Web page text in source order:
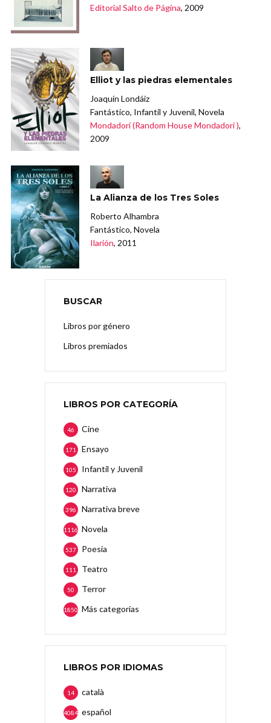
Editorial Salto de Página, 2009
Elliot y las piedras elementales
Joaquín Londáiz
Fantástico, Infantil y Juvenil, Novela
Mondadori (Random House Mondadori ),
2009
La Alianza de los Tres Soles
Roberto Alhambra
Fantástico, Novela
Ilarión, 2011
BUSCAR
Libros por género
Libros premiados
LIBROS POR CATEGORÍA
Cine
46
Ensayo
171
Infantil y Juvenil
105
Narrativa
120
Narrativa breve
396
Novela
1116
Poesía
537
Teatro
111
Terror
50
Más categorias
1850
LIBROS POR IDIOMAS
català
14
español
4084